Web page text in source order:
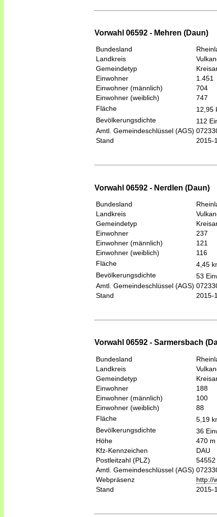
Vorwahl 06592 - Mehren (Daun)
Bundesland
Landkreis
Gemeindetyp
Einwohner
1.451
Einwohner (männlich)
704
Einwohner (weiblich)
747
Fläche
12,95
Bevölkerungsdichte
112
Amtl. Gemeindeschlüssel (AGS)
Stand
2015-
Vorwahl 06592 - Nerdlen (Daun)
Bundesland
Landkreis
Gemeindetyp
Einwohner
237
Einwohner (männlich)
121
Einwohner (weiblich)
116
Fläche
4,45
Bevölkerungsdichte
53
Amtl. Gemeindeschlüssel (AGS)
Stand
2015-
Vorwahl 06592 - Sarmersbach
Bundesland
Landkreis
Gemeindetyp
Einwohner
188
Einwohner (männlich)
100
Einwohner (weiblich)
88
Fläche
5,19
Bevölkerungsdichte
36
Höhe
470 m
Kfz-Kennzeichen
DAU
Postleitzahl (PLZ)
54552
Amtl. Gemeindeschlüssel (AGS)
Webpräsenz
http://
Stand
2015-